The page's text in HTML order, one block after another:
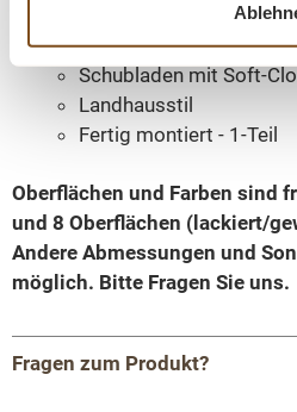
Korpus 100%
Beschläge/Griffe
Schubladen mit Soft-
Landhausstil
Fertig montiert - 1-Teil
Oberflächen und Farben sind
und 8 Oberflächen (lackiert/
Andere Abmessungen und
möglich. Bitte Fragen Sie uns.
Fragen zum Produkt?